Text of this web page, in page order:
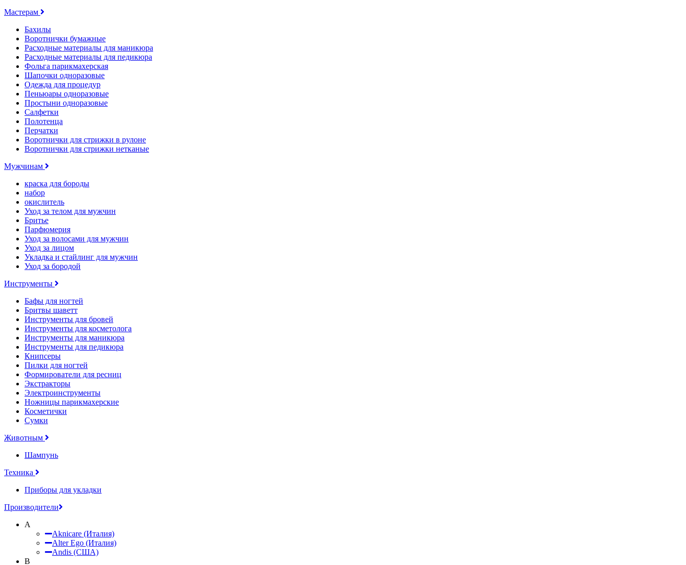
Мастерам
Бахилы
Воротнички бумажные
Расходные материалы для маникюра
Расходные материалы для педикюра
Фольга парикмахерская
Шапочки одноразовые
Одежда для процедур
Пеньюары одноразовые
Простыни одноразовые
Салфетки
Полотенца
Перчатки
Воротнички для стрижки в рулоне
Воротнички для стрижки нетканые
Мужчинам
краска для бороды
набор
окислитель
Уход за телом для мужчин
Бритье
Парфюмерия
Уход за волосами для мужчин
Уход за лицом
Укладка и стайлинг для мужчин
Уход за бородой
Инструменты
Бафы для ногтей
Бритвы шаветт
Инструменты для бровей
Инструменты для косметолога
Инструменты для маникюра
Инструменты для педикюра
Книпсеры
Пилки для ногтей
Формирователи для ресниц
Экстракторы
Электроинструменты
Ножницы парикмахерские
Косметички
Сумки
Животным
Шампунь
Техника
Приборы для укладки
Производители
A
Aknicare (Италия)
Alter Ego (Италия)
Andis (США)
B